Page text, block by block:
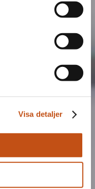
Visa detaljer